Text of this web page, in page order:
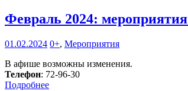
Февраль 2024: мероприятия
01.02.2024 0+, Мероприятия
В афише возможны изменения.
Телефон: 72-96-30
Подробнее